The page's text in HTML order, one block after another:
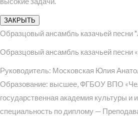
ЗАКРЫТЬ
Образцовый ансамбль казачьей песни
Образцовый ансамбль казачьей песни
Руководитель: Московская Юлия
Образование: высшее, ФГБОУ ВПО
государственная академия культуры и
специальность по диплому —